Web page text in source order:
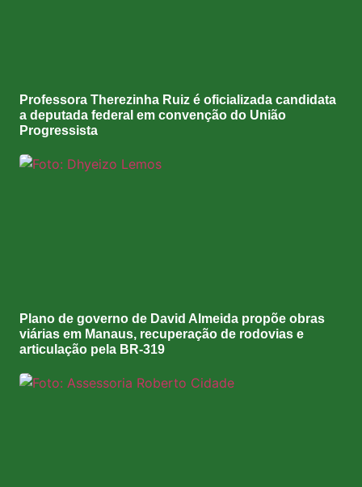
Professora Therezinha Ruiz é oficializada candidata
a deputada federal em convenção do União
Progressista
Plano de governo de David Almeida propõe obras
viárias em Manaus, recuperação de rodovias e
articulação pela BR-319